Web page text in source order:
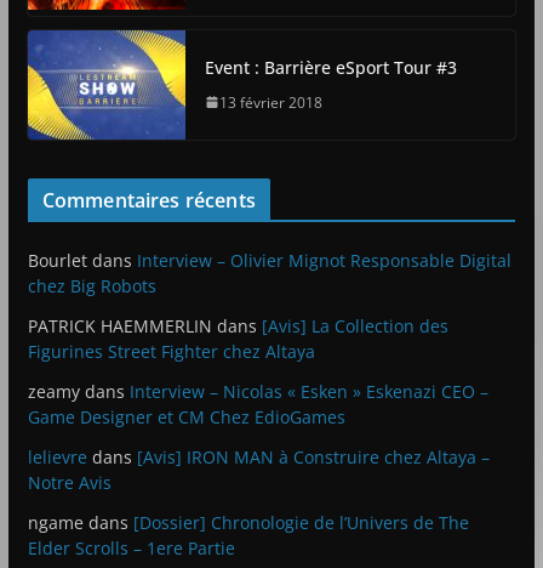
Event : Barrière eSport Tour #3
13 février 2018
Commentaires récents
Bourletdans Interview – Olivier Mignot Responsable Digital
chez Big Robots
PATRICK HAEMMERLIN dans [Avis] La Collection des
Figurines Street Fighter chez Altaya
zeamydans Interview – Nicolas « Esken » Eskenazi CEO –
Game Designer et CM Chez EdioGames
lelievre dans [Avis] IRON MAN à Construire chez Altaya –
Notre Avis
ngame dans [Dossier] Chronologie de l’Univers de The
Elder Scrolls – 1ere Partie